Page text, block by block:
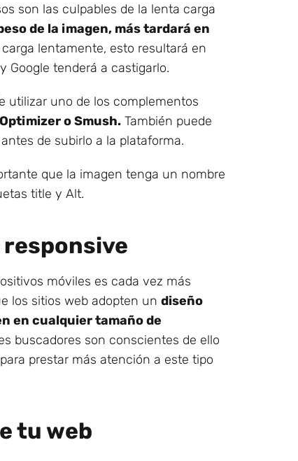
son las culpables de la lenta carga
de la imagen, más tardará en
lentamente, esto resultará en
Google tenderá a castigarlo.
utilizar uno de los complementos
Optimizer o Smush. También puede
de subirlo a la plataforma.
que la imagen tenga un nombre
title y Alt.
responsive
móviles es cada vez más
los sitios web adopten un diseño
en cualquier tamaño de
buscadores son conscientes de ello
prestar más atención a este tipo
tu web